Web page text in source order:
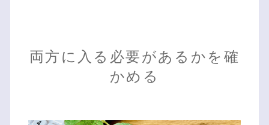
両方に入る必要があるかを確
かめる